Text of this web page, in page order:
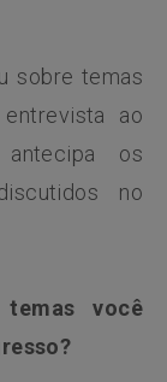
sobre temas
ao
os
no
você